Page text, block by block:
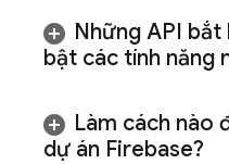
Những API bắt
bật các tính năng
Làm cách nào
dự án Firebase?